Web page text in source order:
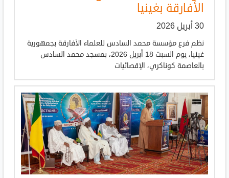
الأفارقة بغينيا
30 أبريل 2026
نظم فرع مؤسسة محمد السادس للعلماء الأفارقة بجمهورية
غينيا، يوم السبت 18 أبريل 2026، بمسجد محمد السادس
بالعاصمة كوناكري، الإقصائيات